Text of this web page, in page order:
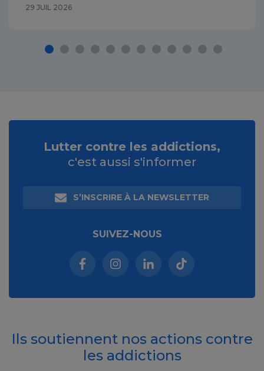
29 JUIL 2026
Lutter contre les addictions,
c'est aussi s'informer
S’INSCRIRE À LA NEWSLETTER
SUIVEZ-NOUS
Facebook (nouvelle fenêtre)
Instagram (nouvelle fenêtre)
Linkedin (nouvelle
Tiktok (nouvelle
Ils soutiennent nos actions contre
les addictions